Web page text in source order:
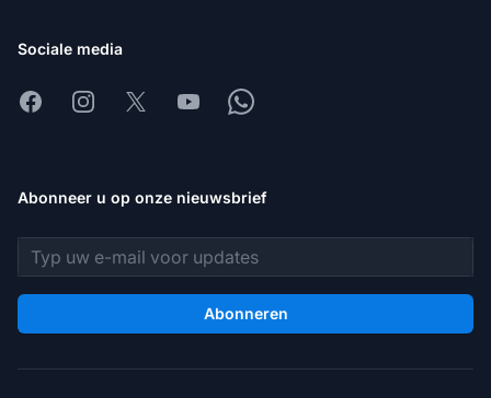
Sociale media
FacebookInstagram
X YoutubeWhatsapp
Abonneer u op onze nieuwsbrief
E-mailadres
Abonneren